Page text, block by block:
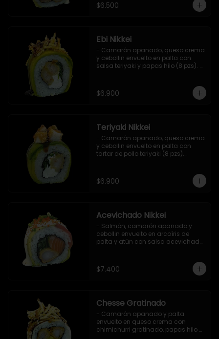
$6.500
Ebi Nikkei
- Camarón apanado, queso crema
y cebollin envuelto en palta con
salsa teriyaki y papas hilo (8 pzs).
$6.900
Teriyaki Nikkei
- Camarón apanado, queso crema
y cebollin envuelto en palta con
tartar de pollo teriyaki (8 pzs).
$6.900
Acevichado Nikkei
- Salmón, camarón apanado y
cebollin envuelto en arcoíris de
palta y atún con salsa acevichada,
$7.400
Chesse Gratinado
- Camarón apanado y palta
envuelto en queso crema con
chimichurri gratinado, papas hilo y